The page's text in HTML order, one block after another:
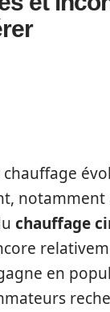
notamment
chauffage
en